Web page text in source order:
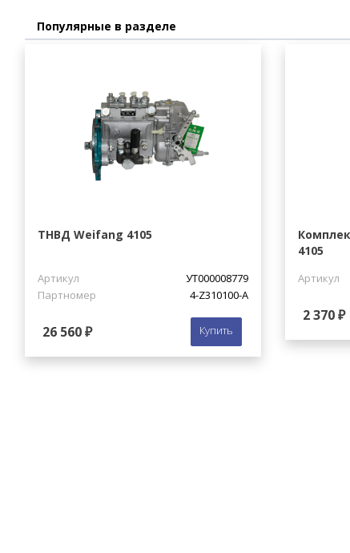
Популярные в разделе
ТНВД Weifang 4105
Артикул
УТ000008779
Партномер
4-Z310100-A
26 560 ₽ Купить
4105
Артикул
2 370 ₽